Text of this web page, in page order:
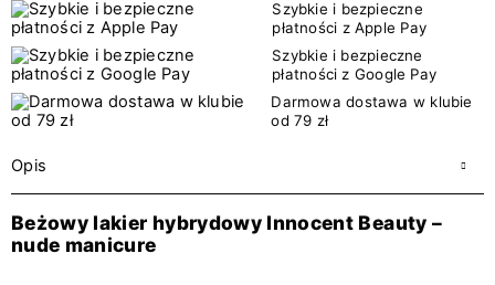
Szybkie i bezpieczne
płatności z Apple Pay
Szybkie i bezpieczne
płatności z Google Pay
Darmowa dostawa w klubie
od 79 zł
Opis
Beżowy lakier hybrydowy Innocent Beauty –
nude manicure